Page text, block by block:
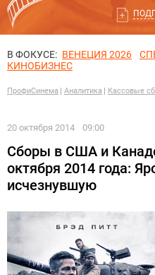
В ФОКУСЕ: ВЕНЕЦИЯ 2026
КИНОБИЗНЕС
ПрофиСинема Аналитика Кассовые
20 октября 2014 09:00
Сборы в США и
октября 2014 года:
исчезнувшую